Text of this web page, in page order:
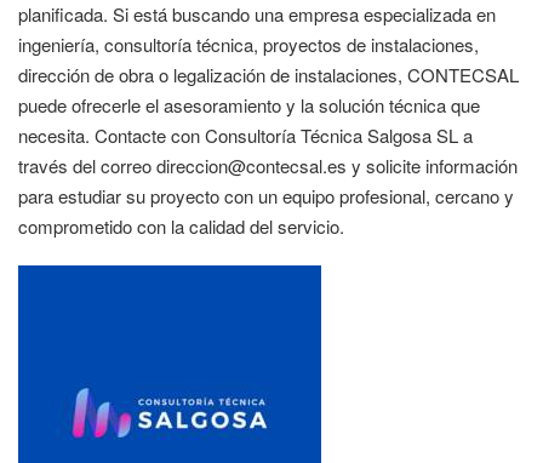
planificada. Si está buscando una empresa especializada en
ingeniería, consultoría técnica, proyectos de instalaciones,
dirección de obra o legalización de instalaciones, CONTECSAL
puede ofrecerle el asesoramiento y la solución técnica que
necesita. Contacte con Consultoría Técnica Salgosa SL a
través del correo direccion@contecsal.es y solicite información
para estudiar su proyecto con un equipo profesional, cercano y
comprometido con la calidad del servicio.